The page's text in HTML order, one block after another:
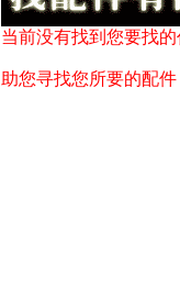
当前没有找到您要找
助您寻找您所要的配